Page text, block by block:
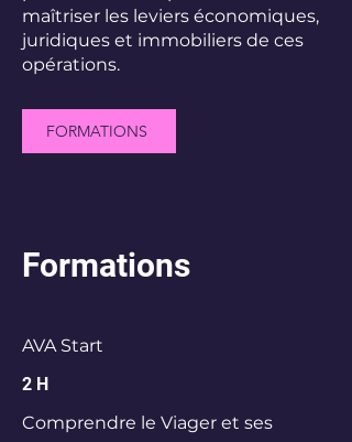
maîtriser les leviers économiques,
juridiques et immobiliers de ces
opérations.
FORMATIONS
Formations
AVA Start
2 H
Comprendre le Viager et ses